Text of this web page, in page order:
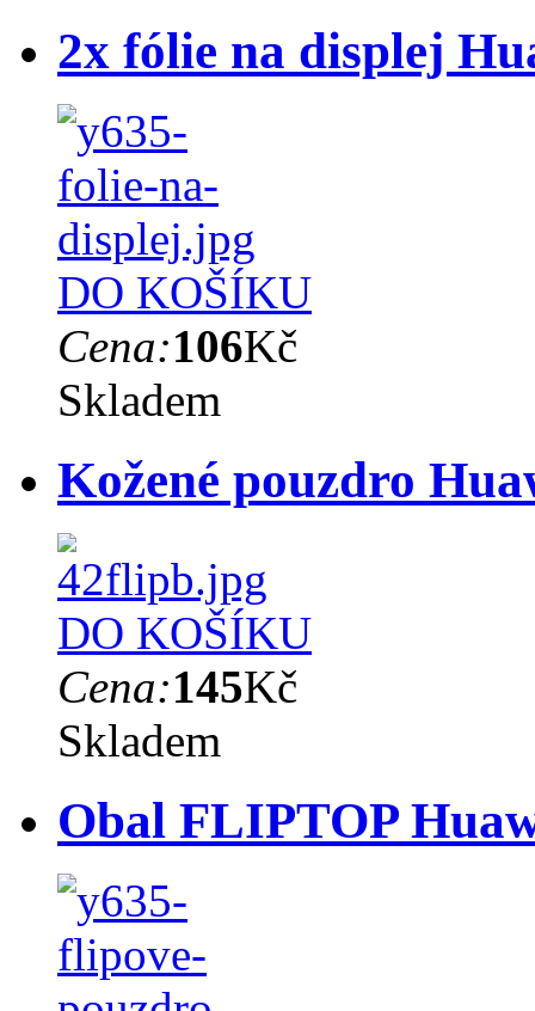
2x fólie na displej
DO KOŠÍKU
Cena:106Kč
Skladem
Kožené pouzdro
DO KOŠÍKU
Cena:145Kč
Skladem
Obal FLIPTOP